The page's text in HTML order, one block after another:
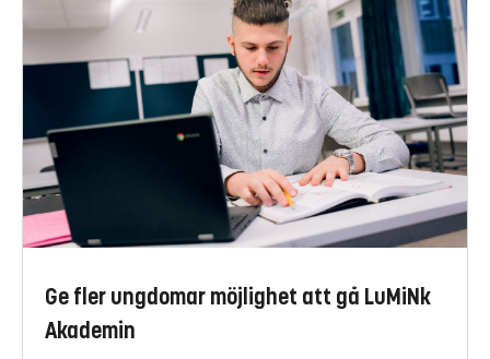
Ge fler ungdomar möjlighet att gå LuMiNk
Akademin